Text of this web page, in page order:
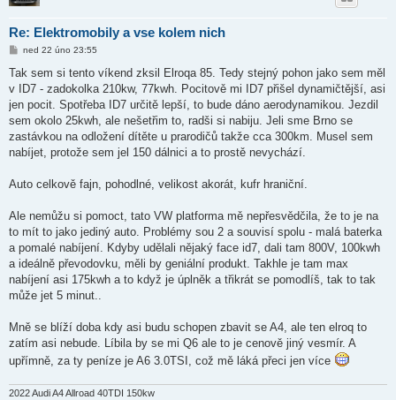
Re: Elektromobily a vse kolem nich
P
í
p
ě
e
k
ned 22 úno 23:55
Tak sem si tento víkend zksil Elroqa 85. Tedy stejný pohon jako sem měl
v ID7 - zadokolka 210kw, 77kwh. Pocitově mi ID7 přišel dynamičtější, asi
jen pocit. Spotřeba ID7 určitě lepší, to bude dáno aerodynamikou. Jezdil
sem okolo 25kwh, ale nešetřim to, radši si nabiju. Jeli sme Brno se
zastávkou na odložení dítěte u prarodičů takže cca 300km. Musel sem
nabíjet, protože sem jel 150 dálnici a to prostě nevychází.
Auto celkově fajn, pohodlné, velikost akorát, kufr hraniční.
Ale nemůžu si pomoct, tato VW platforma mě nepřesvědčila, že to je na
to mít to jako jediný auto. Problémy sou 2 a souvisí spolu - malá baterka
a pomalé nabíjení. Kdyby udělali nějaký face id7, dali tam 800V, 100kwh
a ideálně převodovku, měli by geniální produkt. Takhle je tam max
nabíjení asi 175kwh a to když je úplněk a třikrát se pomodlíš, tak to tak
může jet 5 minut..
Mně se blíží doba kdy asi budu schopen zbavit se A4, ale ten elroq to
zatím asi nebude. Líbila by se mi Q6 ale to je cenově jiný vesmír. A
upřímně, za ty peníze je A6 3.0TSI, což mě láká přeci jen více
2022 Audi A4 Allroad 40TDI 150kw